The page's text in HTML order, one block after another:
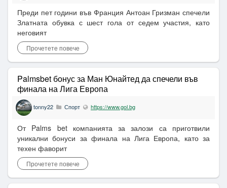
Преди пет години във Франция Антоан Гризман спечели
Златната обувка с шест гола от седем участия, като
неговият
Прочетете повече
Palmsbet бонус за Ман Юнайтед да спечели във
финала на Лига Европа
tonny22 Спорт https://www.gol.bg
От Palms bet компанията за залози са приготвили
уникални бонуси за финала на Лига Европа, като за
техен фаворит
Прочетете повече